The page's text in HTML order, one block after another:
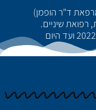
ד"ר הופמן)
רפואת שיניים.